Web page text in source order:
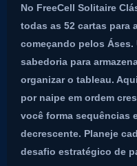
No FreeCell Solitaire
todas as 52 cartas para
começando pelos
sabedoria para
organizar o tableau.
por naipe em ordem
você forma sequências
decrescente. Planeje
desafio estratégico de